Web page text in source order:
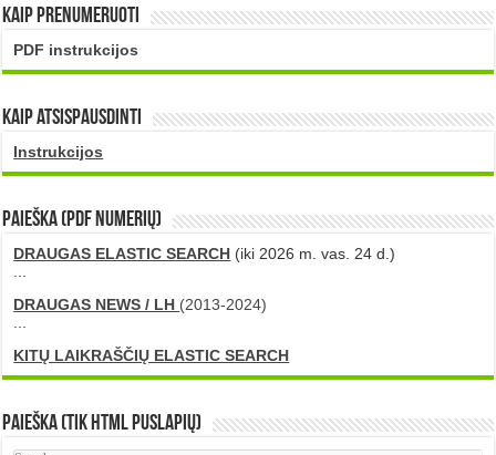
Kaip prenumeruoti
PDF instrukcijos
Kaip atsispausdinti
Instrukcijos
PAIEŠKA (PDF numerių)
DRAUGAS ELASTIC SEARCH (iki 2026 m. vas. 24 d.)
DRAUGAS NEWS / LH (2013-2024)
KITŲ LAIKRAŠČIŲ ELASTIC SEARCH
Paieška (tik HTML puslapių)